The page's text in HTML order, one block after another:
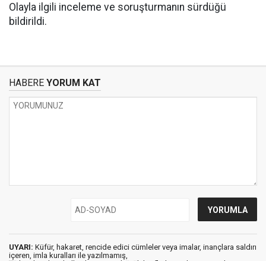
Olayla ilgili inceleme ve soruşturmanın sürdüğü
bildirildi.
HABERE YORUM KAT
UYARI: Küfür, hakaret, rencide edici cümleler veya imalar, inançlara saldırı
içeren, imla kuralları ile yazılmamış,